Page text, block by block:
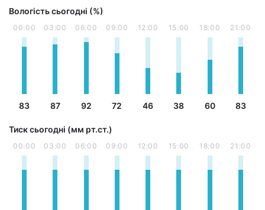
Вологість сьогодні (%)
00:00
83
03:00
87
06:00
92
09:00
72
12:00
46
15:00
38
18:00
60
21:00
83
Тиск сьогодні (мм рт.ст.)
00:00 03:00 06:00 09:00 12:00 15:00 18:00 21:00